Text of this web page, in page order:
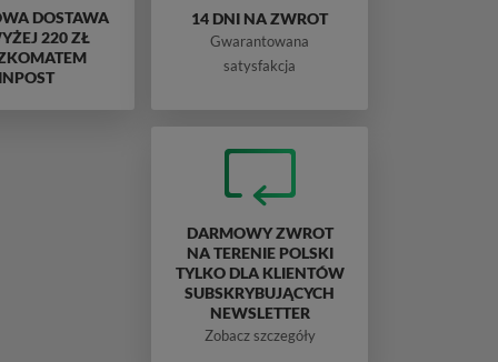
DOSTAWA
220 ZŁ
INPOST
14 DNI NA ZWROT
Gwarantowana
satysfakcja
DARMOWY ZWROT
NA TERENIE POLSKI
TYLKO DLA KLIENTÓW
SUBSKRYBUJĄCYCH
NEWSLETTER
Zobacz szczegóły